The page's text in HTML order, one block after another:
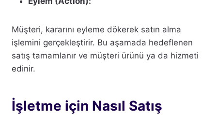
Müşteri, kararını eyleme dökerek satın alma
işlemini gerçekleştirir. Bu aşamada hedeflenen
satış tamamlanır ve müşteri ürünü ya da hizmeti
edinir.
İşletme için Nasıl Satış